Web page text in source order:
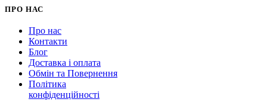
ПРО НАС
Про нас
Контакти
Блог
Доставка і оплата
Обмін та Повернення
Політика
конфіденційності